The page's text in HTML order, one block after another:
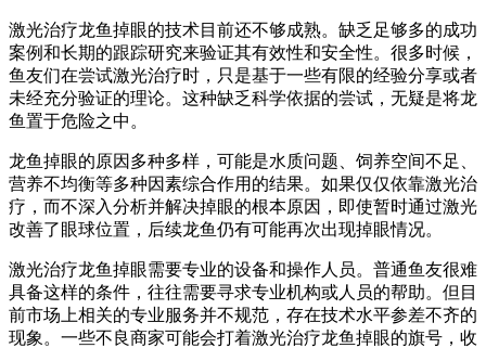
激光治疗龙鱼掉眼的技术目前还不够成熟。缺乏足够多的成功
案例和长期的跟踪研究来验证其有效性和安全性。很多时候，
鱼友们在尝试激光治疗时，只是基于一些有限的经验分享或者
未经充分验证的理论。这种缺乏科学依据的尝试，无疑是将龙
鱼置于危险之中。
龙鱼掉眼的原因多种多样，可能是水质问题、饲养空间不足、
营养不均衡等多种因素综合作用的结果。如果仅仅依靠激光治
疗，而不深入分析并解决掉眼的根本原因，即使暂时通过激光
改善了眼球位置，后续龙鱼仍有可能再次出现掉眼情况。
激光治疗龙鱼掉眼需要专业的设备和操作人员。普通鱼友很难
具备这样的条件，往往需要寻求专业机构或人员的帮助。但目
前市场上相关的专业服务并不规范，存在技术水平参差不齐的
现象。一些不良商家可能会打着激光治疗龙鱼掉眼的旗号，收